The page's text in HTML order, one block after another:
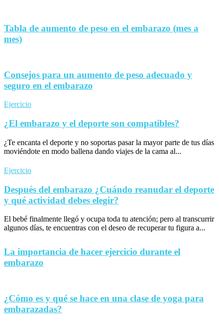
Tabla de aumento de peso en el embarazo (mes a
mes)
Consejos para un aumento de peso adecuado y
seguro en el embarazo
Ejercicio
¿El embarazo y el deporte son compatibles?
¿Te encanta el deporte y no soportas pasar la mayor parte de tus días
moviéndote en modo ballena dando viajes de la cama al...
Ejercicio
Después del embarazo ¿Cuándo reanudar el deporte
y qué actividad debes elegir?
El bebé finalmente llegó y ocupa toda tu atención; pero al transcurrir
algunos días, te encuentras con el deseo de recuperar tu figura a...
La importancia de hacer ejercicio durante el
embarazo
¿Cómo es y qué se hace en una clase de yoga para
embarazadas?